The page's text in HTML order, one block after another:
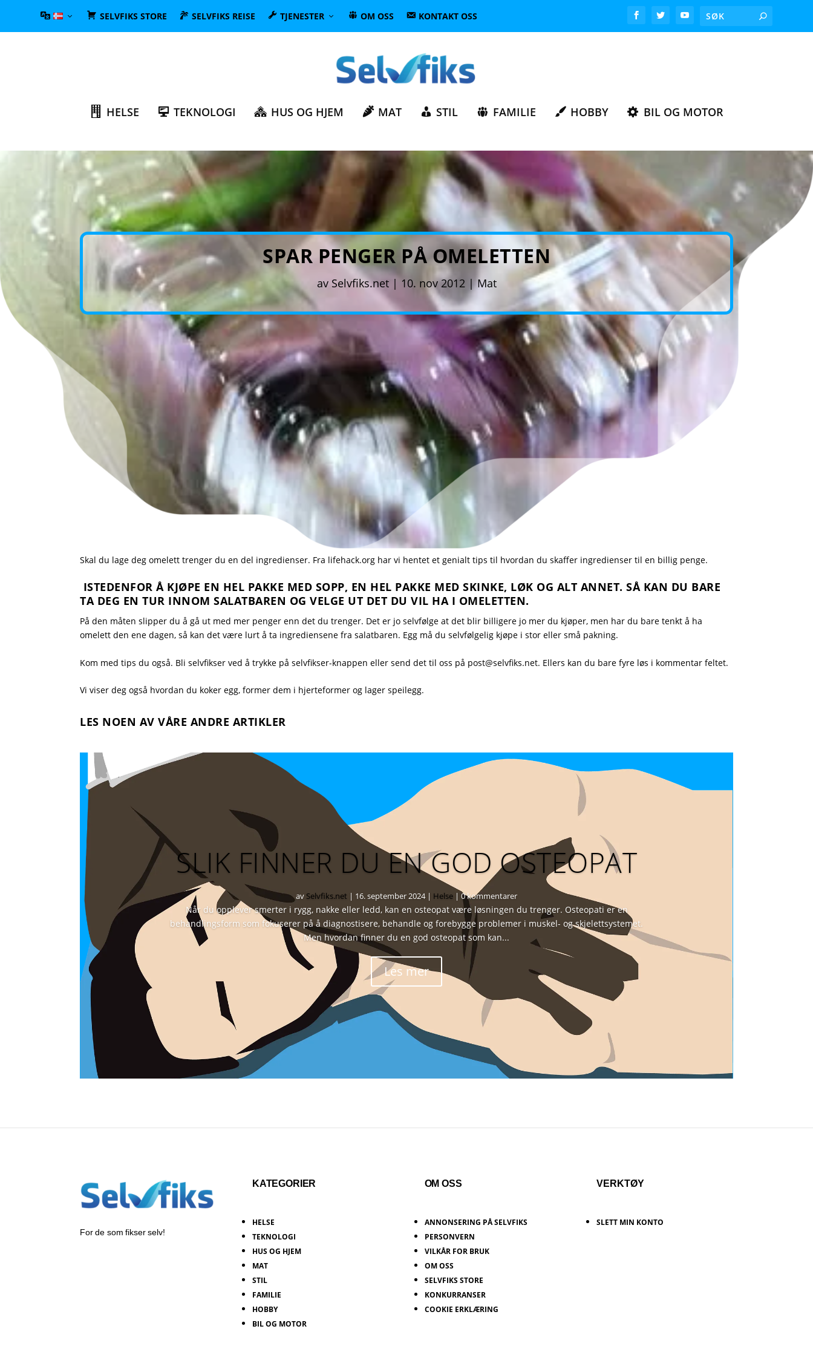
SELVFIKS STORE SELVFIKS REISE TJENESTER OM OSS KONTAKT OSS
HELSE TEKNOLOGI HUS OG HJEM MAT STIL FAMILIE HOBBY BIL OG MOTOR
SPAR PENGER PÅ OMELETTEN
av Selvfiks.net| 10. nov 2012|Mat
Skal du lage deg omelett trenger du en del ingredienser. Fra lifehack.org har vi hentet et genialt tips til hvordan du skaffer ingredienser til en billig penge.
ISTEDENFOR Å KJØPE EN HEL PAKKE MED SOPP, EN HEL PAKKE MED SKINKE, LØK OG ALT ANNET. SÅ KAN DU BARE
TA DEG EN TUR INNOM SALATBAREN OG VELGE UT DET DU VIL HA I OMELETTEN.
På den måten slipper du å gå ut med mer penger enn det du trenger. Det er jo selvfølge at det blir billigere jo mer du kjøper, men har du bare tenkt å ha
omelett den ene dagen, så kan det være lurt å ta ingrediensene fra salatbaren. Egg må du selvfølgelig kjøpe i stor eller små pakning.
Kom med tips du også. Bli selvfikser ved å trykke på selvfikser-knappen eller send det til oss på post@selvfiks.net. Ellers kan du bare fyre løs i kommentar feltet.
Vi viser deg også hvordan du koker egg, former dem i hjerteformer og lager speilegg.
LES NOEN AV VÅRE ANDRE ARTIKLER
SLIK FINNER DU EN GOD OSTEOPAT
av Selvfiks.net | 16. september 2024| Helse | 0 kommentarer
Når du opplever smerter i rygg, nakke eller ledd, kan en osteopat være løsningen du trenger. Osteopati er en
behandlingsform som fokuserer på å diagnostisere, behandle og forebygge problemer i muskel- og skjelettsystemet.
Men hvordan finner du en god osteopat som kan...
Les mer
For de som fikser selv!
KATEGORIER
HELSE
TEKNOLOGI
HUS OG HJEM
MAT
STIL
FAMILIE
HOBBY
BIL OG MOTOR
OM OSS
ANNONSERING PÅ SELVFIKS
PERSONVERN
VILKÅR FOR BRUK
OM OSS
SELVFIKS STORE
KONKURRANSER
COOKIE ERKLÆRING
VERKTØY
SLETT MIN KONTO